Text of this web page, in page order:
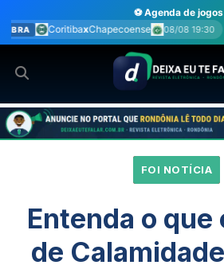
para
o
conteúdo
⚽ Agenda de jogos
08/08 19:30 BRA Botafogox
FOI NOTÍCIA
Entenda o que
de